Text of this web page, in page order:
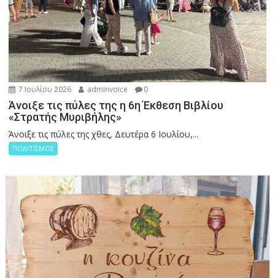
7 Ιουλίου 2026 adminvoice 0
Άνοιξε τις πύλες της η 6η Έκθεση Βιβλίου
«Στρατής Μυριβήλης»
Άνοιξε τις πύλες της χθες, Δευτέρα 6 Ιουλίου,...
ΠΟΛΙΤΙΣΜΟΣ